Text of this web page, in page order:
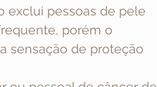
exclui pessoas de pele
porém o
sensação de proteção